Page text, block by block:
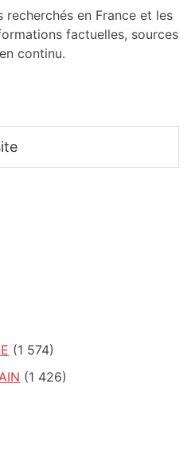
recherchés en France et les
factuelles, sources
continu.
(1 574)
(1 426)